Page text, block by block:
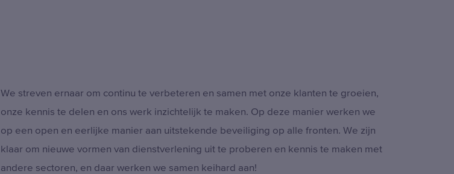
We streven ernaar om continu te verbeteren en samen met onze klanten te groeien,
onze kennis te delen en ons werk inzichtelijk te maken. Op deze manier werken we
op een open en eerlijke manier aan uitstekende beveiliging op alle fronten. We zijn
klaar om nieuwe vormen van dienstverlening uit te proberen en kennis te maken met
andere sectoren, en daar werken we samen keihard aan!